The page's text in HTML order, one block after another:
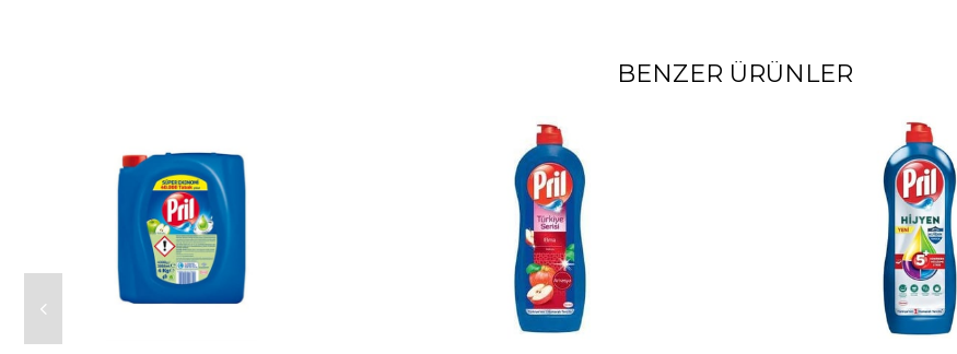
BENZER ÜRÜNLER